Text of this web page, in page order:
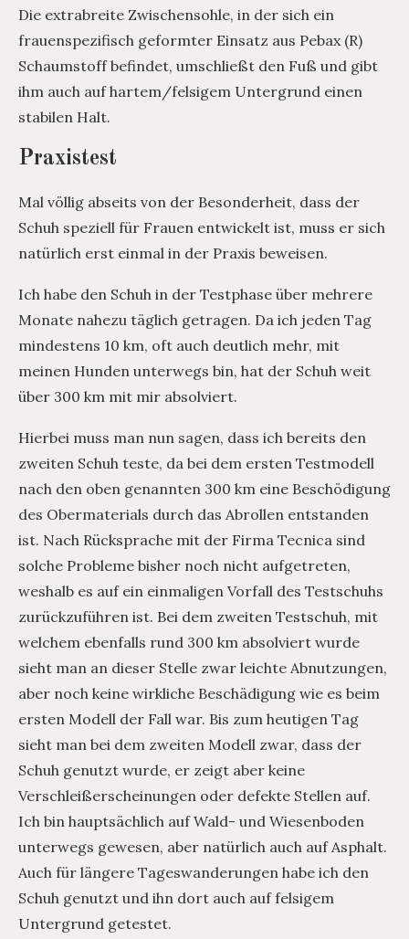
Die extrabreite Zwischensohle, in der sich ein
frauenspezifisch geformter Einsatz aus Pebax (R)
Schaumstoff befindet, umschließt den Fuß und gibt
ihm auch auf hartem/felsigem Untergrund einen
stabilen Halt.
Praxistest
Mal völlig abseits von der Besonderheit, dass der
Schuh speziell für Frauen entwickelt ist, muss er sich
natürlich erst einmal in der Praxis beweisen.
Ich habe den Schuh in der Testphase über mehrere
Monate nahezu täglich getragen. Da ich jeden Tag
mindestens 10 km, oft auch deutlich mehr, mit
meinen Hunden unterwegs bin, hat der Schuh weit
über 300 km mit mir absolviert.
Hierbei muss man nun sagen, dass ich bereits den
zweiten Schuh teste, da bei dem ersten Testmodell
nach den oben genannten 300 km eine Beschödigung
des Obermaterials durch das Abrollen entstanden
ist. Nach Rücksprache mit der Firma Tecnica sind
solche Probleme bisher noch nicht aufgetreten,
weshalb es auf ein einmaligen Vorfall des Testschuhs
zurückzuführen ist. Bei dem zweiten Testschuh, mit
welchem ebenfalls rund 300 km absolviert wurde
sieht man an dieser Stelle zwar leichte Abnutzungen,
aber noch keine wirkliche Beschädigung wie es beim
ersten Modell der Fall war. Bis zum heutigen Tag
sieht man bei dem zweiten Modell zwar, dass der
Schuh genutzt wurde, er zeigt aber keine
Verschleißerscheinungen oder defekte Stellen auf.
Ich bin hauptsächlich auf Wald- und Wiesenboden
unterwegs gewesen, aber natürlich auch auf Asphalt.
Auch für längere Tageswanderungen habe ich den
Schuh genutzt und ihn dort auch auf felsigem
Untergrund getestet.